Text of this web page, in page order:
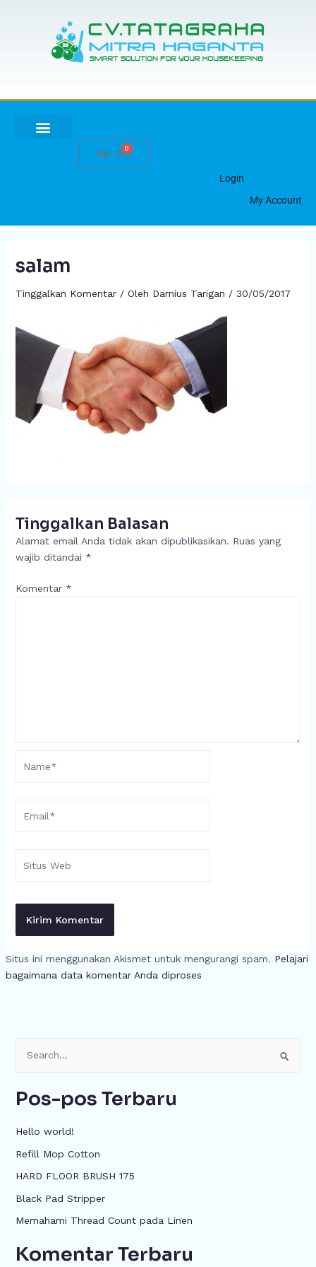
Rp 0 0
Cart
Login
My Account
salam
Tinggalkan Komentar / Oleh Darnius Tarigan / 30/05/2017
Tinggalkan Balasan
Alamat email Anda tidak akan dipublikasikan. Ruas yang
wajib ditandai *
Komentar *
Web
Situs ini menggunakan Akismet untuk mengurangi spam. Pelajari
bagaimana data komentar Anda diproses
u
n
t
u
k
Pos-pos Terbaru
Hello world!
Refill Mop Cotton
HARD FLOOR BRUSH 175
Black Pad Stripper
Memahami Thread Count pada Linen
Komentar Terbaru